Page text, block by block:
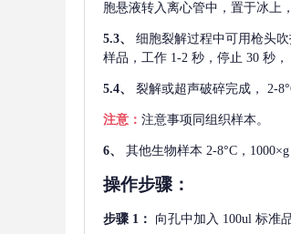
胞悬液转入离心管中，置于冰上
5.3、 细胞裂解过程中可用枪头
样品，工作 1-2 秒，停止 30 秒
5.4、 裂解或超声破碎完成， 2-
注意： 注意事项同组织样本。
6、 其他生物样本 2-8°C，
操作步骤：
步骤 1： 向孔中加入 100ul 标准